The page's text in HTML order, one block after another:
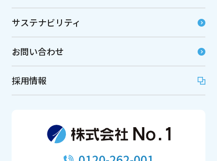
サステナビリティ
お問い合わせ
採用情報